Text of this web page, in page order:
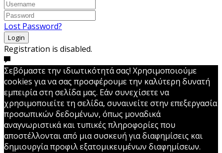
Lost Password?
Login
Registration is disabled.
Σεβόμαστε την ιδιωτικότητά σας! Χρησιμοποιούμε
cookies για να σας προσφέρουμε την καλύτερη δυνατή
εμπειρία στη σελίδα μας. Εάν συνεχίσετε να
χρησιμοποιείτε τη σελίδα, συναινείτε στην επεξεργασία
προσωπικών δεδομένων, όπως μοναδικά
αναγνωριστικά και τυπικές πληροφορίες που
αποστέλλονται από μια συσκευή για διαφημίσεις και
δημιουργία προφιλ εξατομικευμένων διαφημίσεων.